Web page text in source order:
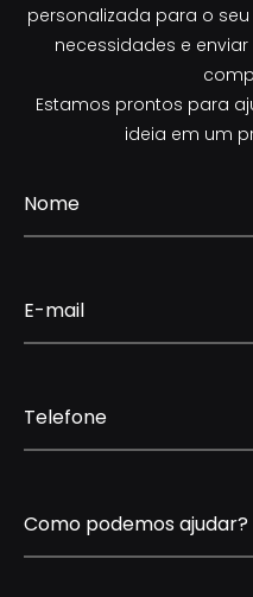
personalizada para o
necessidades e
Estamos prontos para
ideia em um
Nome
E-mail
Telefone
Como podemos ajudar?